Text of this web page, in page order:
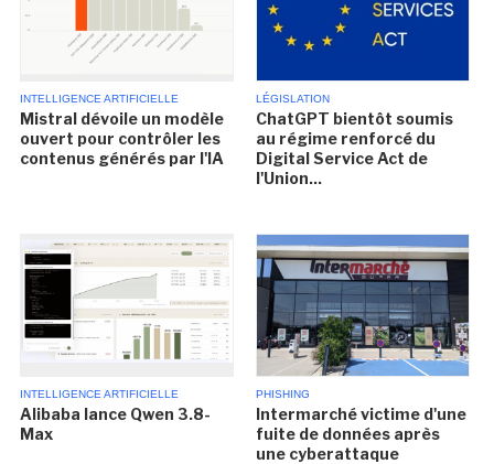
INTELLIGENCE ARTIFICIELLE
Mistral dévoile un modèle
ouvert pour contrôler les
contenus générés par l'IA
LÉGISLATION
ChatGPT bientôt soumis
au régime renforcé du
Digital Service Act de
l'Union...
INTELLIGENCE ARTIFICIELLE
Alibaba lance Qwen 3.8-
Max
PHISHING
Intermarché victime d'une
fuite de données après
une cyberattaque